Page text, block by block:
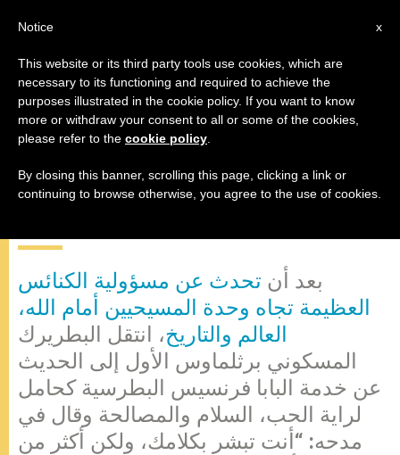
البطريرك المسكوني إلى البابا: "فلنمد
سوية يدنا إلى أبناء عصرنا؛ فلنمد يدنا
إلى الرب، الذي وحده يستطيع أن
بعد أن تحدث عن مسؤولية الكنائس
العظيمة تجاه وحدة المسيحيين أمام الله،
العالم والتاريخ، انتقل البطريرك
المسكوني برثلماوس الأول إلى الحديث
عن خدمة البابا فرنسيس البطرسية كحامل
لراية الحب، السلام والمصالحة وقال في
مدحه: “أنت تبشر بكلامك، ولكن أكثر من
x
Notice
This website or its third party tools use cookies, which are
necessary to its functioning and required to achieve the
purposes illustrated in the cookie policy. If you want to know
more or withdraw your consent to all or some of the cookies,
please refer to the cookie policy
By closing this banner, scrolling this page, clicking a link or
continuing to browse otherwise, you agree to the use of cookies.